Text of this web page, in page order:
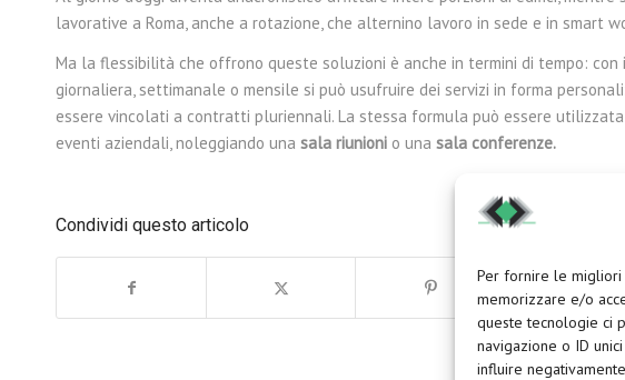
Per fornire le
memorizzare e/o
queste tecnologie ci
navigazione o ID
influire
lavorative a Roma, anche a rotazione, che alternino lavoro in sede e in smart
Ma la flessibilità che offrono queste soluzioni è anche in termini di tempo: con
giornaliera, settimanale o mensile si può usufruire dei servizi in forma
essere vincolati a contratti pluriennali. La stessa formula può essere
eventi aziendali, noleggiando una sala riunioni o una sala conferenze.
Condividi questo articolo